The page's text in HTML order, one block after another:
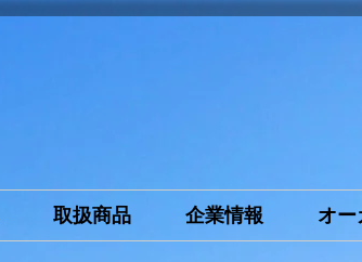
取扱商品 企業情報 オー